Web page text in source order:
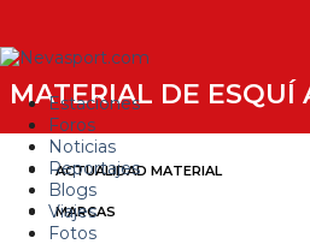
Estaciones
Foros
Noticias
Reportajes
Blogs
Viajes
Fotos
MATERIAL DE ESQUÍ
ACTUALIDAD MATERIAL
MARCAS